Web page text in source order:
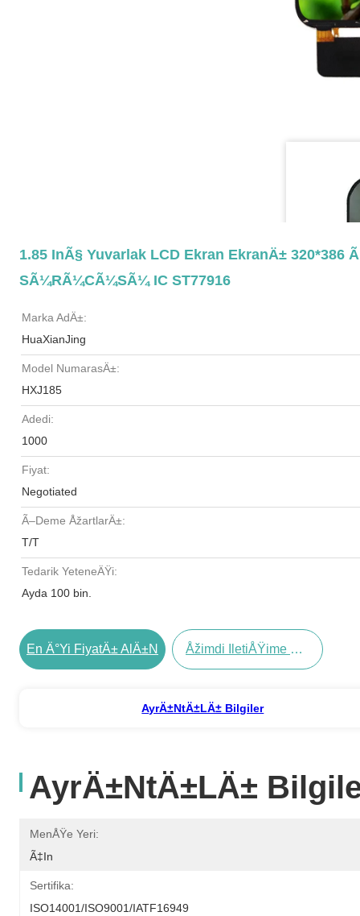
1.85 InÃ§ Yuvarlak LCD Ekran EkranÄ±
SÃ¼rÃ¼cÃ¼sÃ¼ IC ST77916
Marka AdÄ±:
HuaXianJing
Model NumarasÄ±:
HXJ185
Adedi:
1000
Fiyat:
Negotiated
Ã–Deme ÅžartlarÄ±:
T/T
Tedarik YeteneÄŸi:
Ayda 100 bin.
En Ä°yi FiyatÄ± AlÄ±n Åžimdi IletiÅŸime GeÃ§in
AyrÄ±ntÄ±lÄ± Bilgiler
AyrÄ±ntÄ±lÄ±
MenÅŸe Yeri:
Ã‡in
Sertifika:
ISO14001/ISO9001/IATF16949